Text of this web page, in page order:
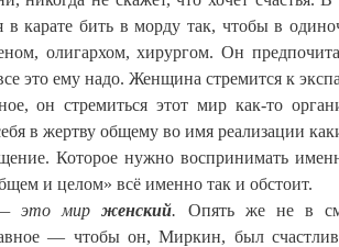
карате бить в морду так, чтобы в
олигархом, хирургом. Он
это ему надо. Женщина стремится к
он стремиться этот мир как-то
в жертву общему во имя реализации
Которое нужно воспринимать
и целом» всё именно так и обстоит.
— это мирженский. Опять же не в
— чтобы он, Миркин, был